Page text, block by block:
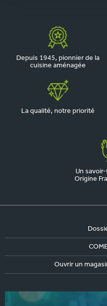
Depuis 1945, pionnier de la
cuisine aménagée
La qualité, notre priorité
Un
Origine
Ouvrir un